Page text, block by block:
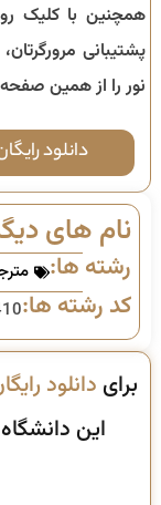
همچنین با کلیک
پشتیبانی
نور را از همین
دانلود
نام های
رشته ها:
کد رشته ها:
برای دانلود
این